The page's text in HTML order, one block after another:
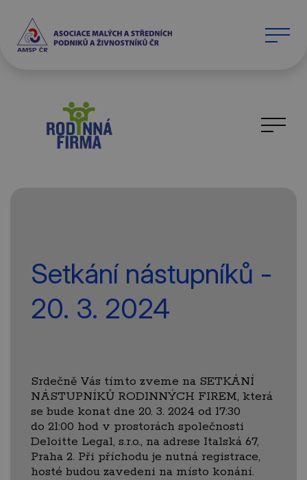
Setkání nástupníků -
20. 3. 2024
Srdečně Vás tímto zveme na SETKÁNÍ
NÁSTUPNÍKŮ RODINNÝCH FIREM, která
se bude konat dne 20. 3. 2024 od 17:30
do 21:00 hod v prostorách společnosti
Deloitte Legal, s.r.o., na adrese Italská 67,
Praha 2. Při příchodu je nutná registrace,
hosté budou zavedeni na místo konání.